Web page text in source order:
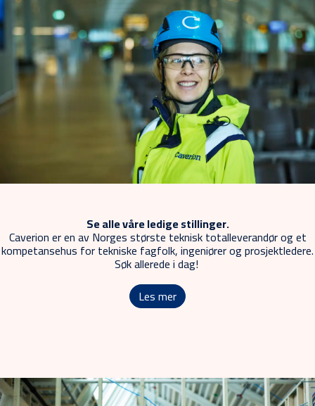
Se alle våre ledige stillinger.
Caverion er en av Norges største teknisk totalleverandør og et
kompetansehus for tekniske fagfolk, ingeniører og prosjektledere.
Søk allerede i dag!
Les mer